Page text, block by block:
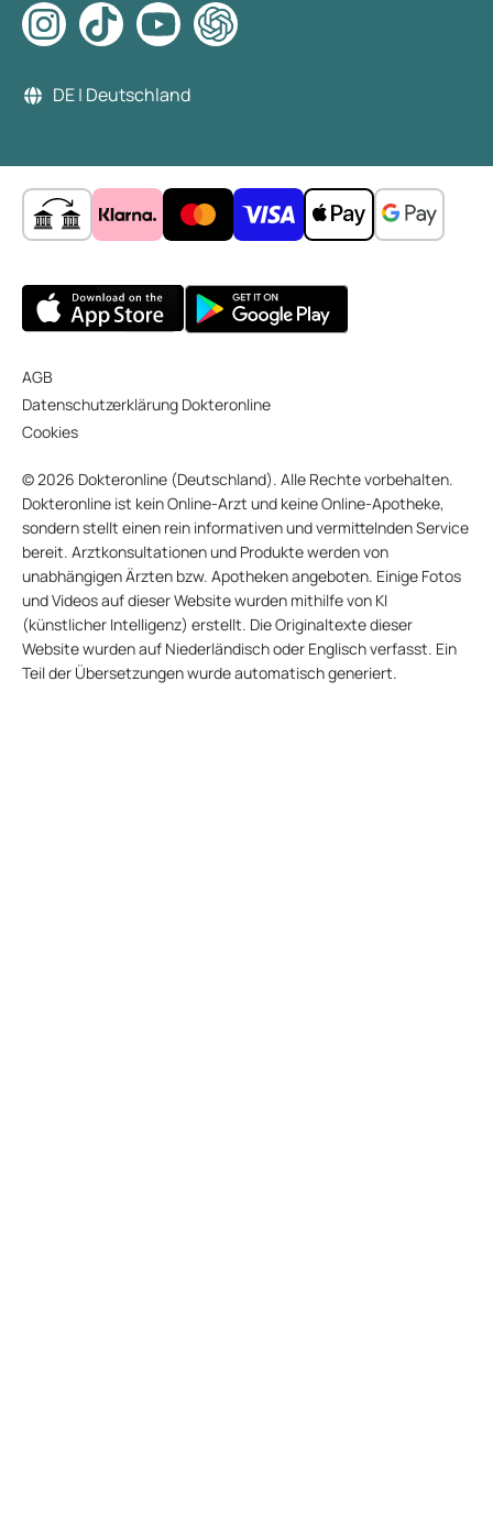
DE | Deutschland
AGB
Datenschutzerklärung Dokteronline
Cookies
© 2026 Dokteronline (Deutschland). Alle Rechte vorbehalten.
Dokteronline ist kein Online-Arzt und keine Online-Apotheke,
sondern stellt einen rein informativen und vermittelnden Service
bereit. Arztkonsultationen und Produkte werden von
unabhängigen Ärzten bzw. Apotheken angeboten. Einige Fotos
und Videos auf dieser Website wurden mithilfe von KI
(künstlicher Intelligenz) erstellt. Die Originaltexte dieser
Website wurden auf Niederländisch oder Englisch verfasst. Ein
Teil der Übersetzungen wurde automatisch generiert.